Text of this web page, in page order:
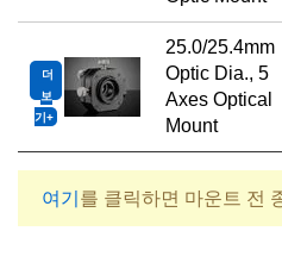
더
보
기
25.0/25.4mm
Optic Dia., 5
Axes Optical
Mount
여기 를 클릭하면 마운트 전